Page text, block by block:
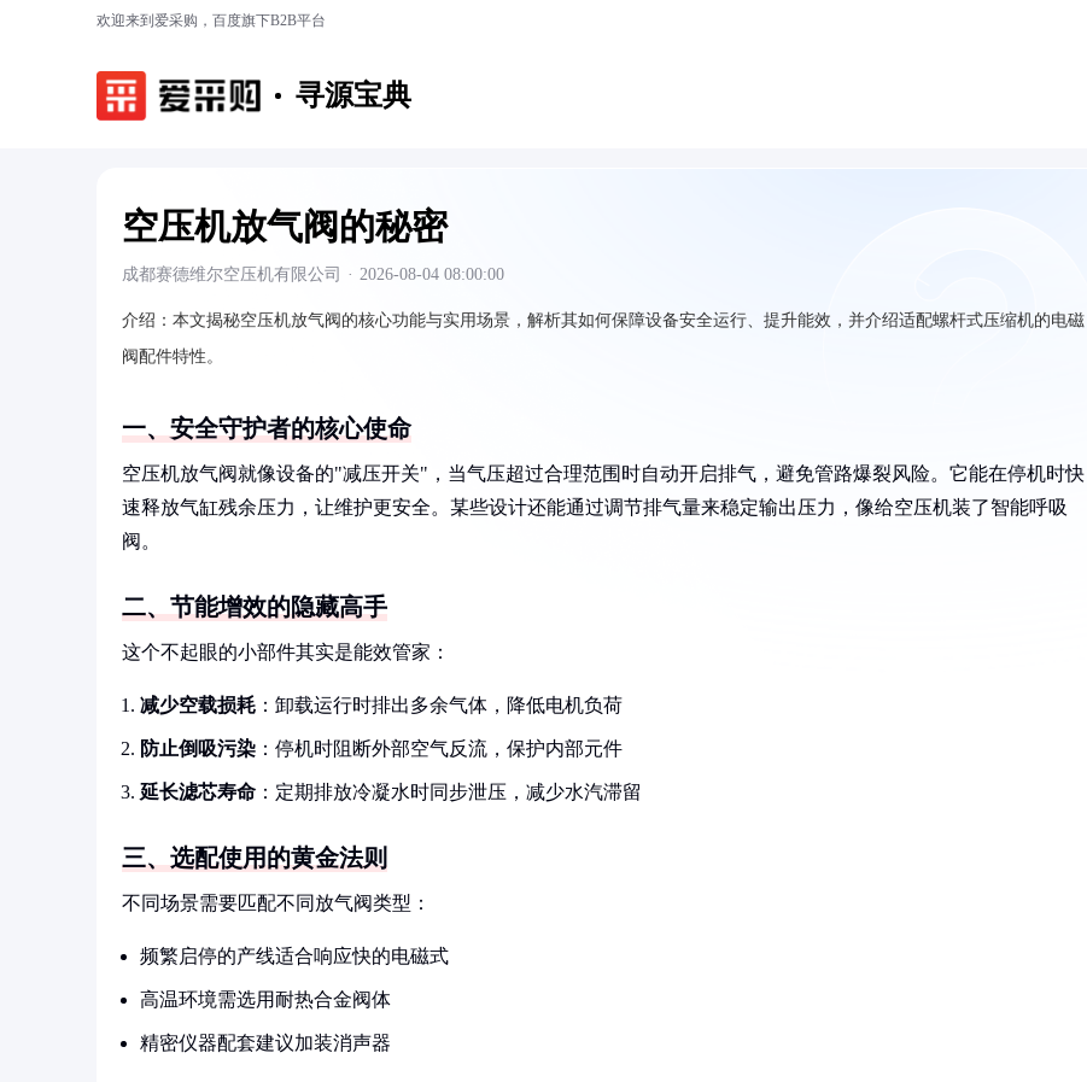
欢迎来到爱采购，百度旗下B2B平台
寻源宝典
空压机放气阀的秘密
成都赛德维尔空压机有限公司 · 2026-08-04 08:00:00
介绍： 本文揭秘空压机放气阀的核心功能与实用场景，解析其如何保障设备安全运行、提升能效，并介绍适配螺杆式压缩机的电磁
阀配件特性。
一、安全守护者的核心使命
空压机放气阀就像设备的"减压开关"，当气压超过合理范围时自动开启排气，避免管路爆裂风险。它能在停机时快
速释放气缸残余压力，让维护更安全。某些设计还能通过调节排气量来稳定输出压力，像给空压机装了智能呼吸
阀。
二、节能增效的隐藏高手
这个不起眼的小部件其实是能效管家：
减少空载损耗 ：卸载运行时排出多余气体，降低电机负荷
防止倒吸污染 ：停机时阻断外部空气反流，保护内部元件
延长滤芯寿命 ：定期排放冷凝水时同步泄压，减少水汽滞留
三、选配使用的黄金法则
不同场景需要匹配不同放气阀类型：
频繁启停的产线适合响应快的电磁式
高温环境需选用耐热合金阀体
精密仪器配套建议加装消声器